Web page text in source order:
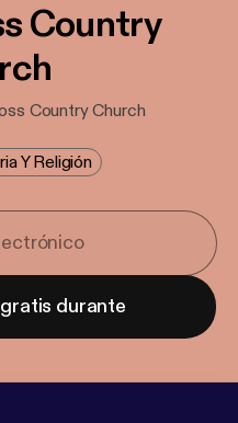
Country
Country Church
Y Religión
durante